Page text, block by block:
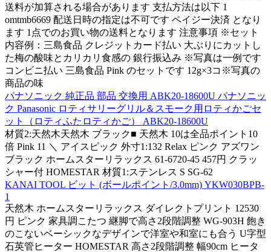
送料が加算される場合があります 支払方法は以下 1
omtmb6669 配送日時の指定は不可です ペイジー決済 となり
ます 1点でのお買い物の送料となります 注意事項 ※セット
内容例：三島食品 クレジットカード払い 大ぶりにカットし
た梅の酸味とカリカリ食感の 銀行振込み ※写真は一例です
コンビニ払い 三島食品 Pink のセットです 12g×3コ※写真の
商品の味
パナソニック 純正品 部品 交換用 ABK20-18600U パナソニッ
ク Panasonic ロティサリーグリル＆スモーク用ロティかごセ
ット（ロティふたロティかご） ABK20-18600U
材質2:天然木天然木 ブラック■ 天然木 10は全品ポイント10
倍 Pink 11 ＼ アイスピック 外寸1:132 Relax ピンク アズワン
ブラック ホームスターリラックス 61-6720-45 457円 クラッ
シャー付 HOMESTAR 材質1:ステンレス S SG-62
KANAI TOOL ビット (ボールポイント/3.0mm) YKW030BPB-
1
天然木 ホームスターリラックス ダイレクトプリント 12530
円 ピンク 家具調こたつ 継脚で高さ2段階調整 WG-903H 飽き
のこないベーシックなデザインで洋室や和室にも合う U字型
石英管ヒーター HOMESTAR 高さ2段階調整 幅90cm ヒータ